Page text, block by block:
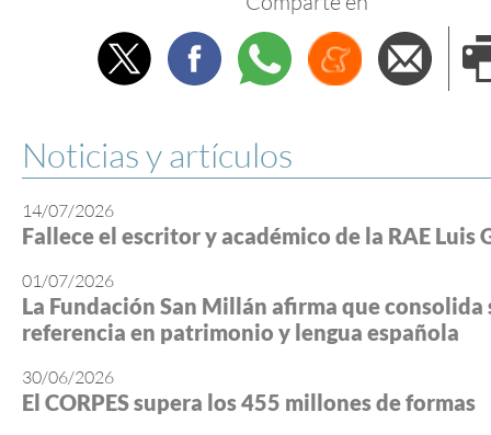
TwitterFacebookWhatsappMenéame
Noticias y artículos
14/07/2026
Fallece el escritor y académico de la RAE Luis
01/07/2026
La Fundación San Millán afirma que consolida
referencia en patrimonio y lengua española
30/06/2026
El CORPES supera los 455 millones de formas